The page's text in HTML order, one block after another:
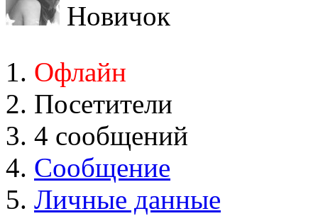
Новичок
Офлайн
Посетители
4 сообщений
Сообщение
Личные данные